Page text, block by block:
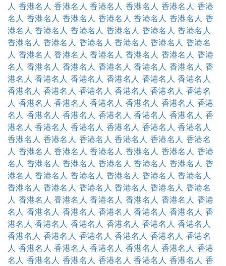
人 香港名人 香港名人 香港名人 香港名人 香港名人 香港
名人 香港名人 香港名人 香港名人 香港名人 香港名人 香
港名人 香港名人 香港名人 香港名人 香港名人 香港名人
香港名人 香港名人 香港名人 香港名人 香港名人 香港名
人 香港名人 香港名人 香港名人 香港名人 香港名人 香港
名人 香港名人 香港名人 香港名人 香港名人 香港名人 香
港名人 香港名人 香港名人 香港名人 香港名人 香港名人
香港名人 香港名人 香港名人 香港名人 香港名人 香港名
人 香港名人 香港名人 香港名人 香港名人 香港名人 香港
名人 香港名人 香港名人 香港名人 香港名人 香港名人 香
港名人 香港名人 香港名人 香港名人 香港名人 香港名人
香港名人 香港名人 香港名人 香港名人 香港名人 香港名
人 香港名人 香港名人 香港名人 香港名人 香港名人 香港
名人 香港名人 香港名人 香港名人 香港名人 香港名人 香
港名人 香港名人 香港名人 香港名人 香港名人 香港名人
香港名人 香港名人 香港名人 香港名人 香港名人 香港名
人 香港名人 香港名人 香港名人 香港名人 香港名人 香港
名人 香港名人 香港名人 香港名人 香港名人 香港名人 香
港名人 香港名人 香港名人 香港名人 香港名人 香港名人
香港名人 香港名人 香港名人 香港名人 香港名人 香港名
人 香港名人 香港名人 香港名人 香港名人 香港名人 香港
名人 香港名人 香港名人 香港名人 香港名人 香港名人 香